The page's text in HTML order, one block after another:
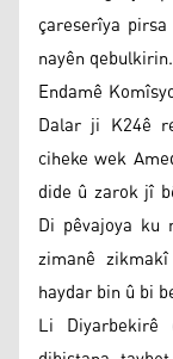
çareserîya
nayên qebulkirin.
Endamê
Dalar ji K24ê
ciheke wek
dide û zarok jî
Di pêvajoya ku
zimanê
haydar bin û bi
Li